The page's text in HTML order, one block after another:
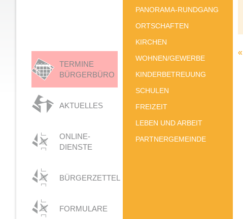
TERMINE
BÜRGERBÜRO
AKTUELLES
ONLINE-
DIENSTE
BÜRGERZETTEL
FORMULARE
PANORAMA-RUNDGANG
ORTSCHAFTEN
KIRCHEN
WOHNEN/GEWERBE
KINDERBETREUUNG
SCHULEN
FREIZEIT
LEBEN UND ARBEIT
PARTNERGEMEINDE
«